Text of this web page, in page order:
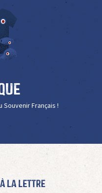
Français !
La Lettre